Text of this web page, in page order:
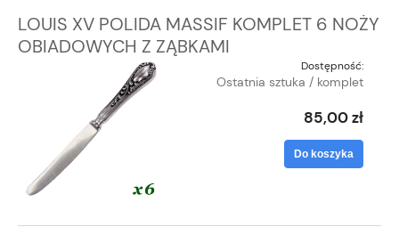
LOUIS XV POLIDA MASSIF KOMPLET 6 NOŻY
OBIADOWYCH Z ZĄBKAMI
Dostępność:
Ostatnia sztuka / komplet
85,00 zł
Do koszyka